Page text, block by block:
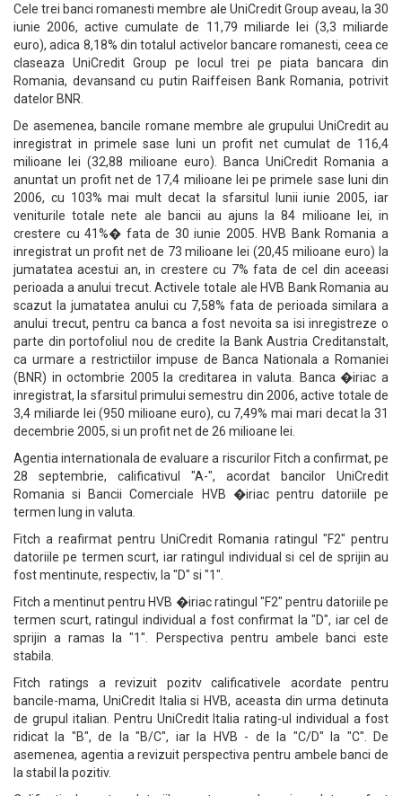
Cele trei banci romanesti membre ale UniCredit Group aveau, la 30
iunie 2006, active cumulate de 11,79 miliarde lei (3,3 miliarde
euro), adica 8,18% din totalul activelor bancare romanesti, ceea ce
claseaza UniCredit Group pe locul trei pe piata bancara din
Romania, devansand cu putin Raiffeisen Bank Romania, potrivit
datelor BNR.
De asemenea, bancile romane membre ale grupului UniCredit au
inregistrat in primele sase luni un profit net cumulat de 116,4
milioane lei (32,88 milioane euro). Banca UniCredit Romania a
anuntat un profit net de 17,4 milioane lei pe primele sase luni din
2006, cu 103% mai mult decat la sfarsitul lunii iunie 2005, iar
veniturile totale nete ale bancii au ajuns la 84 milioane lei, in
crestere cu 41%� fata de 30 iunie 2005. HVB Bank Romania a
inregistrat un profit net de 73 milioane lei (20,45 milioane euro) la
jumatatea acestui an, in crestere cu 7% fata de cel din aceeasi
perioada a anului trecut. Activele totale ale HVB Bank Romania au
scazut la jumatatea anului cu 7,58% fata de perioada similara a
anului trecut, pentru ca banca a fost nevoita sa isi inregistreze o
parte din portofoliul nou de credite la Bank Austria Creditanstalt,
ca urmare a restrictiilor impuse de Banca Nationala a Romaniei
(BNR) in octombrie 2005 la creditarea in valuta. Banca �iriac a
inregistrat, la sfarsitul primului semestru din 2006, active totale de
3,4 miliarde lei (950 milioane euro), cu 7,49% mai mari decat la 31
decembrie 2005, si un profit net de 26 milioane lei.
Agentia internationala de evaluare a riscurilor Fitch a confirmat, pe
28 septembrie, calificativul "A-", acordat bancilor UniCredit
Romania si Bancii Comerciale HVB �iriac pentru datoriile pe
termen lung in valuta.
Fitch a reafirmat pentru UniCredit Romania ratingul "F2" pentru
datoriile pe termen scurt, iar ratingul individual si cel de sprijin au
fost mentinute, respectiv, la "D" si "1".
Fitch a mentinut pentru HVB �iriac ratingul "F2" pentru datoriile pe
termen scurt, ratingul individual a fost confirmat la "D", iar cel de
sprijin a ramas la "1". Perspectiva pentru ambele banci este
stabila.
Fitch ratings a revizuit pozitv calificativele acordate pentru
bancile-mama, UniCredit Italia si HVB, aceasta din urma detinuta
de grupul italian. Pentru UniCredit Italia rating-ul individual a fost
ridicat la "B", de la "B/C", iar la HVB - de la "C/D" la "C". De
asemenea, agentia a revizuit perspectiva pentru ambele banci de
la stabil la pozitiv.